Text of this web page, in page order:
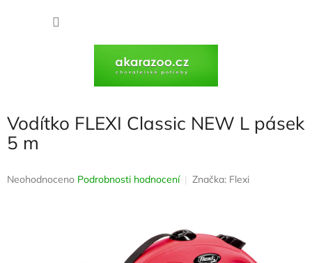
Vodítko FLEXI Classic NEW L pásek
5 m
Průměrné
Neohodnoceno Podrobnosti hodnocení Značka: Flexi